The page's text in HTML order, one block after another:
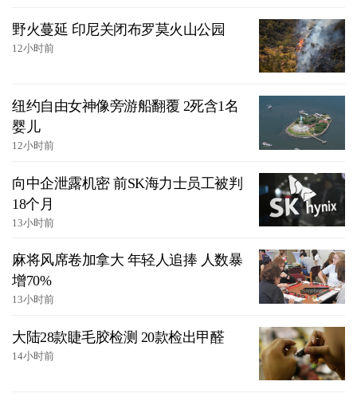
野火蔓延 印尼关闭布罗莫火山公园
12小时前
纽约自由女神像旁游船翻覆 2死含1名
婴儿
12小时前
向中企泄露机密 前SK海力士员工被判
18个月
13小时前
麻将风席卷加拿大 年轻人追捧 人数暴
增70%
13小时前
大陆28款睫毛胶检测 20款检出甲醛
14小时前